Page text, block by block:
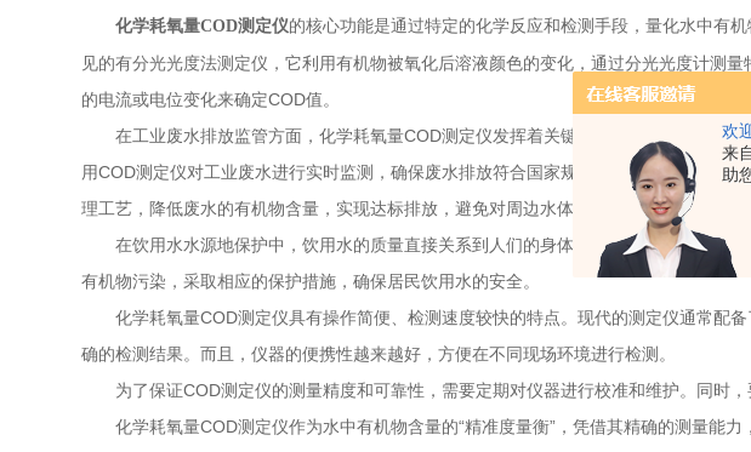
欢
来
助
化学耗氧量COD测定仪的核心功能是通过特定的化学反应和检测手段，量化水中有
见的有分光光度法测定仪，它利用有机物被氧化后溶液颜色的变化，通过分光光度计测
的电流或电位变化来确定COD值。
在工业废水排放监管方面，化学耗氧量COD测定仪发挥着关键作用。工业生产过程
用COD测定仪对工业废水进行实时监测，确保废水排放符合国家规定的标准。例如，印
理工艺，降低废水的有机物含量，实现达标排放，避免对周边水体生态系统造成破坏。
在饮用水水源地保护中，饮用水的质量直接关系到人们的身体健康，即使水中有机物
有机物污染，采取相应的保护措施，确保居民饮用水的安全。
化学耗氧量COD测定仪具有操作简便、检测速度较快的特点。现代的测定仪通常配
确的检测结果。而且，仪器的便携性越来越好，方便在不同现场环境进行检测。
为了保证COD测定仪的测量精度和可靠性，需要定期对仪器进行校准和维护。同时，
化学耗氧量COD测定仪作为水中有机物含量的“精准度量衡”，凭借其精确的测量能